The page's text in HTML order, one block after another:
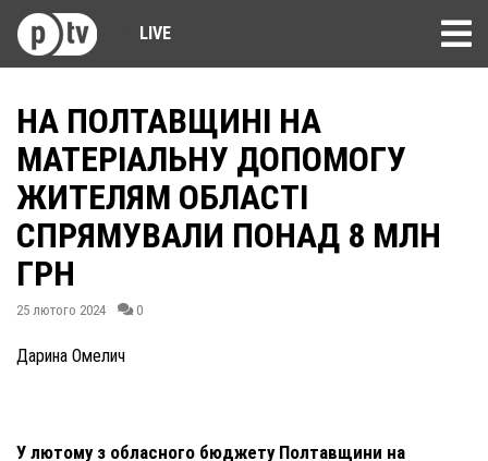
LIVE
НА ПОЛТАВЩИНІ НА
МАТЕРІАЛЬНУ ДОПОМОГУ
ЖИТЕЛЯМ ОБЛАСТІ
СПРЯМУВАЛИ ПОНАД 8 МЛН
ГРН
25 лютого 2024 0
Дарина Омелич
У лютому з обласного бюджету Полтавщини на